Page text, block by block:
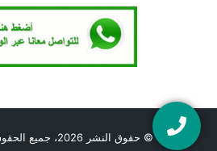
© حقوق النشر 2026، جميع الحقوق محفوظة |